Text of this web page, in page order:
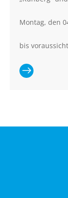
Montag, den
bis
der